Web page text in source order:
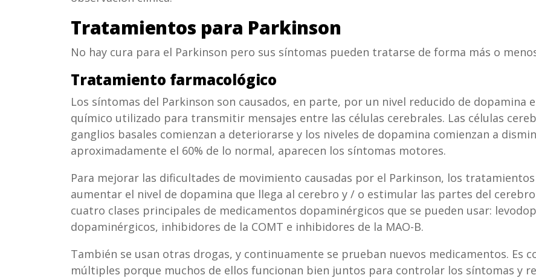
Tratamientos para Parkinson
No hay cura para el Parkinson pero sus síntomas pueden tratarse de forma más o
Tratamiento farmacológico
Los síntomas del Parkinson son causados, en parte, por un nivel reducido de dopamina
químico utilizado para transmitir mensajes entre las células cerebrales. Las células
ganglios basales comienzan a deteriorarse y los niveles de dopamina comienzan a
aproximadamente el 60% de lo normal, aparecen los síntomas motores.
Para mejorar las dificultades de movimiento causadas por el Parkinson, los
aumentar el nivel de dopamina que llega al cerebro y / o estimular las partes del
cuatro clases principales de medicamentos dopaminérgicos que se pueden usar:
dopaminérgicos, inhibidores de la COMT e inhibidores de la MAO-B.
También se usan otras drogas, y continuamente se prueban nuevos medicamentos. Es
múltiples porque muchos de ellos funcionan bien juntos para controlar los síntomas y